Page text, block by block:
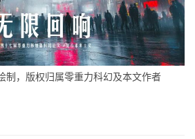
制，版权归属零重力科幻及本文作者